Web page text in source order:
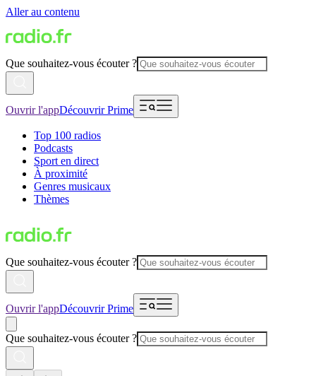
Aller au contenu
Que souhaitez-vous écouter ?
Ouvrir l'appDécouvrir Prime
Top 100 radios
Podcasts
Sport en direct
À proximité
Genres musicaux
Thèmes
Que souhaitez-vous écouter ?
Ouvrir l'appDécouvrir Prime
Que souhaitez-vous écouter ?